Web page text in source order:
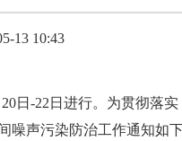
13 10:43
日-22日进行。为贯彻落
噪声污染防治工作通知如下